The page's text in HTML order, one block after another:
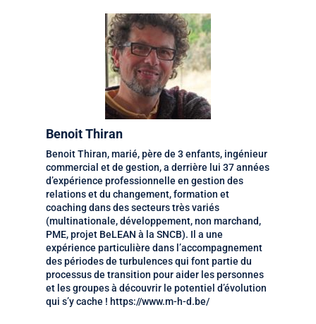
Benoit Thiran
Benoit Thiran, marié, père de 3 enfants, ingénieur
commercial et de gestion, a derrière lui 37 années
d’expérience professionnelle en gestion des
relations et du changement, formation et
coaching dans des secteurs très variés
(multinationale, développement, non marchand,
PME, projet BeLEAN à la SNCB). Il a une
expérience particulière dans l’accompagnement
des périodes de turbulences qui font partie du
processus de transition pour aider les personnes
et les groupes à découvrir le potentiel d’évolution
qui s’y cache ! https://www.m-h-d.be/